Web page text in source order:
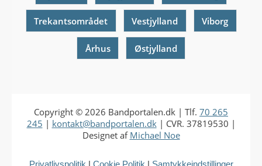
Trekantsområdet Vestjylland Viborg
Århus Østjylland
Copyright © 2026 Bandportalen.dk | Tlf. 70 265
245 | kontakt@bandportalen.dk| CVR. 37819530 |
Designet af Michael Noe